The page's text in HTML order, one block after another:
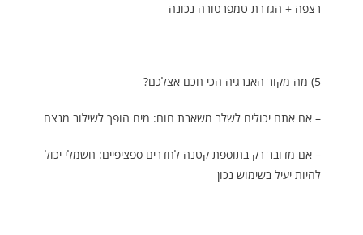
רצפה + הגדרת טמפרטורה נכונה
5) מה מקור האנרגיה הכי חכם אצלכם?
– אם אתם יכולים לשלב משאבת חום: מים הופך לשילוב מנצח
– אם מדובר רק בתוספת קטנה לחדרים ספציפיים: חשמלי יכול
להיות יעיל בשימוש נכון